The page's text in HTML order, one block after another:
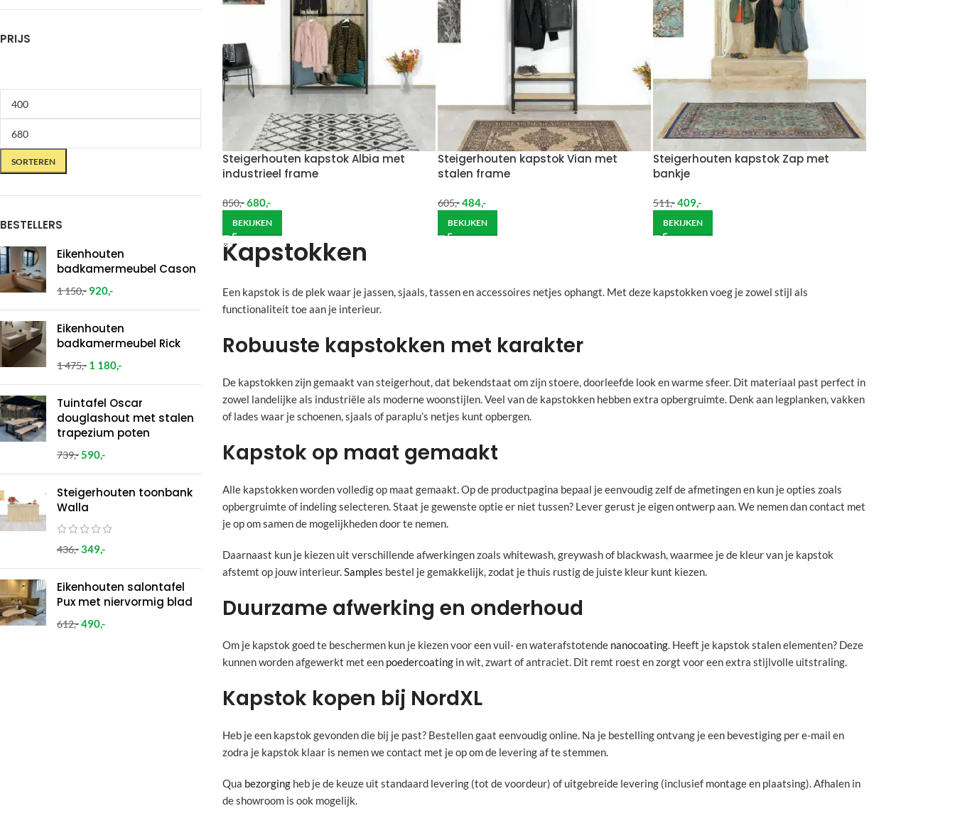
PRIJS
SORTEREN
BESTELLERS
Eikenhouten
badkamermeubel Cason
1 150,- 920,-
Eikenhouten
badkamermeubel Rick
1 475,- 1 180,-
Tuintafel Oscar
douglashout met stalen
trapezium poten
739,-590,-
Steigerhouten toonbank
Walla
436,-349,-
Eikenhouten salontafel
Pux met niervormig blad
612,-490,-
Steigerhouten kapstok Albia met
industrieel frame
850,-680,-
BEKIJKEN
Steigerhouten kapstok Vian met
stalen frame
605,-484,-
BEKIJKEN
Steigerhouten kapstok Zap met
bankje
511,-409,-
BEKIJKEN
Kapstokken
Een kapstok is de plek waar je jassen, sjaals, tassen en accessoires netjes ophangt. Met deze kapstokken voeg je zowel stijl als
functionaliteit toe aan je interieur.
Robuuste kapstokken met karakter
De kapstokken zijn gemaakt van steigerhout, dat bekendstaat om zijn stoere, doorleefde look en warme sfeer. Dit materiaal past perfect in
zowel landelijke als industriële als moderne woonstijlen. Veel van de kapstokken hebben extra opbergruimte. Denk aan legplanken, vakken
of lades waar je schoenen, sjaals of paraplu’s netjes kunt opbergen.
Kapstok op maat gemaakt
Alle kapstokken worden volledig op maat gemaakt. Op de productpagina bepaal je eenvoudig zelf de afmetingen en kun je opties zoals
opbergruimte of indeling selecteren. Staat je gewenste optie er niet tussen? Lever gerust je eigen ontwerp aan. We nemen dan contact met
je op om samen de mogelijkheden door te nemen.
Daarnaast kun je kiezen uit verschillende afwerkingen zoals whitewash, greywash of blackwash, waarmee je de kleur van je kapstok
afstemt op jouw interieur.Samples bestel je gemakkelijk, zodat je thuis rustig de juiste kleur kunt kiezen.
Duurzame afwerking en onderhoud
Om je kapstok goed te beschermen kun je kiezen voor een vuil- en waterafstotende nanocoating. Heeft je kapstok stalen elementen? Deze
kunnen worden afgewerkt met een poedercoatingin wit, zwart of antraciet. Dit remt roest en zorgt voor een extra stijlvolle uitstraling.
Kapstok kopen bij NordXL
Heb je een kapstok gevonden die bij je past? Bestellen gaat eenvoudig online. Na je bestelling ontvang je een bevestiging per e-mail en
zodra je kapstok klaar is nemen we contact met je op om de levering af te stemmen.
Qua bezorgingheb je de keuze uit standaard levering (tot de voordeur) of uitgebreide levering (inclusief montage en plaatsing). Afhalen in
de showroom is ook mogelijk.